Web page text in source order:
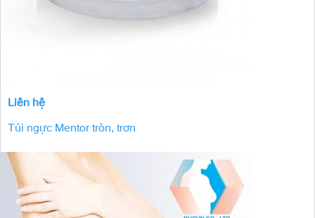
Liên hệ
Túi ngực Mentor tròn, trơn